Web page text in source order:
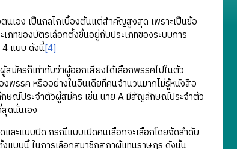
อง เป็นกลไกเบื้องต้นแต่สำคัญสูงสุด เพราะเป็นข้อ
ทของบัตรเลือกตั้งขึ้นอยู่กับประเภทของระบบการ
4 แบบ ดังนี้[4]
มัครก็เท่ากับว่าผู้ออกเสียงได้เลือกพรรคไปในตัว
พรรค หรืออย่างในอินเดียที่คนจำนวนมากไม่รู้หนังสือ
ษณ์ประจำตัวผู้สมัคร เช่น นาย A มีสัญลักษณ์ประจำตัว
ดนั่นเอง
ละแบบปิด กรณีแบบเปิดคนเลือกจะเลือกโดยจัดลำดับ
แบบนี้ ในการเลือกสมาชิกสภาผู้แทนราษฎร ดังนั้น